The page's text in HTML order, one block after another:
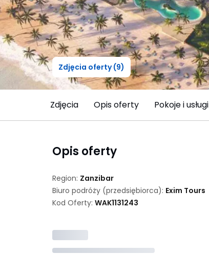
Zdjęcia oferty (9)
Zdjęcia Opis oferty Pokoje i usługi
Opis oferty
Region: Zanzibar
Biuro podróży (przedsiębiorca): Exim Tours
Kod Oferty: WAK1131243